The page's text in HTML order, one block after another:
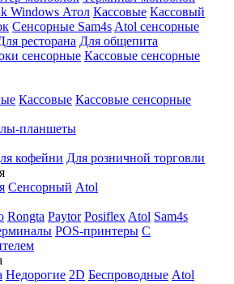
Windows Атол Кассовые Кассовый
Сенсорные Sam4s Atol сенсорные
ресторана Для общепита
сенсорные Кассовые сенсорные
Кассовые Кассовые сенсорные
планшеты
кофейни Для розничной торговли
Сенсорный Atol
Rongta Paytor Posiflex Atol Sam4s
POS-принтеры С
Недорогие 2D Беспроводные Atol